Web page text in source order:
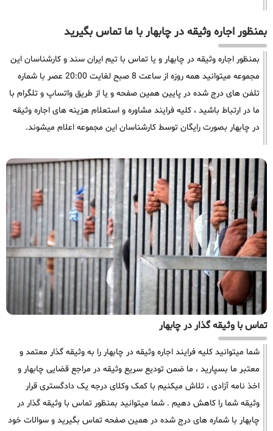
بمنظور اجاره وثیقه در چابهار با ما تماس بگیرید
بمنظور اجاره وثیقه در چابهار و یا تماس با تیم ایران سند و کارشناسان این
مجموعه میتوانید همه روزه از ساعت 8 صبح لغایت 20:00 عصر با شماره
تلفن های درج شده در پایین همین صفحه و یا از طریق واتساپ و تلگرام با
ما در ارتباط باشید ، کلیه فرایند مشاوره و استعلام هزینه های اجاره وثیقه
در چابهار بصورت رایگان توسط کارشناسان این مجموعه اعلام میشوند.
تماس با وثیقه گذار در چابهار
شما میتوانید کلیه فرایند اجاره وثیقه در چابهار را به وثیقه گذار معتمد و
معتبر ما بسپارید ، ما ضمن تودیع سریع وثیقه در مراجع قضایی چابهار و
اخذ نامه آزادی ، تلاش میکنیم با کمک وکلای درجه یک دادگستری قرار
وثیقه شما را کاهش دهیم . شما میتوانید بمنظور تماس با وثیقه گذار در
چابهار با شماره های درج شده در همین صفحه تماس بگیرید و سوالات خود